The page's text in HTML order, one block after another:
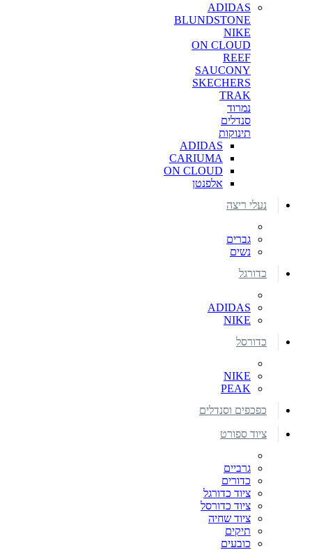
ADIDAS
BLUNDSTONE
NIKE
ON CLOUD
REEF
SAUCONY
SKECHERS
TRAK
נמרוד
סנדלים
תינוקות
ADIDAS
CARIUMA
ON CLOUD
אלפנטן
נעלי ריצה
גברים
נשים
כדורגל
ADIDAS
NIKE
כדורסל
NIKE
PEAK
כפכפים וסנדלים
ציוד ספורט
גרביים
כדורים
ציוד כדורגל
ציוד כדורסל
ציוד שחיה
תיקים
כובעים